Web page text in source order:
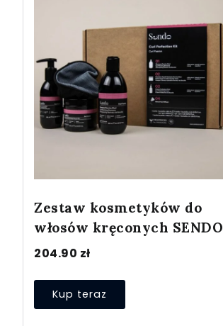
Zestaw kosmetyków do
włosów kręconych SENDO
204.90 zł
Kup teraz